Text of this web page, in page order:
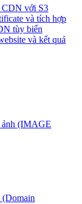
CDN với S3
và tích hợp
tùy biến
và kết quả
ảnh (IMAGE
(Domain